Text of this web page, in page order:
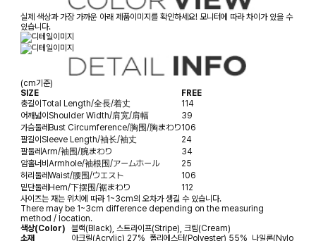
실제 색상과 가장 가까운 아래 제품이미지를 확인하세요! 모니터에 따라 차이가 있을 수
있습니다.
(cm기준)
SIZE
FREE
총길이 Total Length/全長/着丈
114
어깨넓이 Shoulder Width/肩宽/肩幅
39
가슴둘레 Bust Circumference/胸围/胸まわり106
팔길이 Sleeve Length/袖长/袖丈
24
팔둘레 Arm/袖围/腕まわり
34
암홀너비 Armhole/袖根围/アームホール
25
허리둘레 Waist/腰围/ウエスト
106
밑단둘레 Hem/下摆围/裾まわり
112
사이즈는 재는 위치에 따라 1~3cm의 오차가 생길 수 있습니다.
There may be 1~3cm difference depending on the measuring
method / location.
색상(Color)
블랙(Black), 스트라이프(Stripe), 크림(Cream)
소재
아크릴(Acrylic) 27%, 폴리에스터(Polyester) 55%, 나일론(Nylo